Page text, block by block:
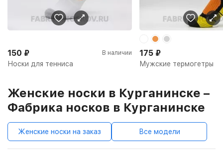
Носки для тенниса
150 ₽ В наличии
Мужские термогетры
175 ₽
Женские носки в Курганинске –
Фабрика носков в Курганинске
Женские носки на заказ Все модели